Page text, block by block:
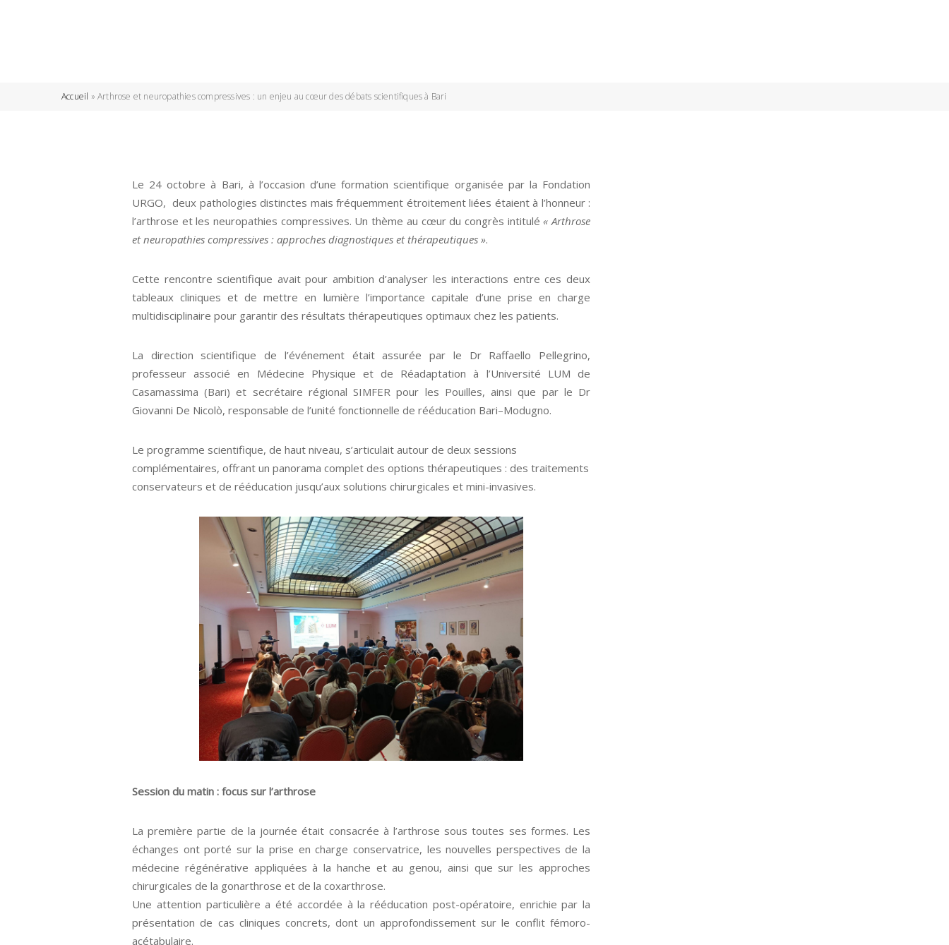
Accueil »Arthrose et neuropathies compressives : un enjeu au cœur des débats scientifiques à Bari
Le 24 octobre à Bari, à l’occasion d’une formation scientifique organisée par la Fondation
URGO, deux pathologies distinctes mais fréquemment étroitement liées étaient à l’honneur :
l’arthrose et les neuropathies compressives. Un thème au cœur du congrès intitulé« Arthrose
et neuropathies compressives : approches diagnostiques et thérapeutiques ».
Cette rencontre scientifique avait pour ambition d’analyser les interactions entre ces deux
tableaux cliniques et de mettre en lumière l’importance capitale d’une prise en charge
multidisciplinaire pour garantir des résultats thérapeutiques optimaux chez les patients.
La direction scientifique de l’événement était assurée par le Dr Raffaello Pellegrino,
professeur associé en Médecine Physique et de Réadaptation à l’Université LUM de
Casamassima (Bari) et secrétaire régional SIMFER pour les Pouilles, ainsi que par le Dr
Giovanni De Nicolò, responsable de l’unité fonctionnelle de rééducation Bari–Modugno.
Le programme scientifique, de haut niveau, s’articulait autour de deux sessions
complémentaires, offrant un panorama complet des options thérapeutiques : des traitements
conservateurs et de rééducation jusqu’aux solutions chirurgicales et mini-invasives.
Session du matin : focus sur l’arthrose
La première partie de la journée était consacrée à l’arthrose sous toutes ses formes. Les
échanges ont porté sur la prise en charge conservatrice, les nouvelles perspectives de la
médecine régénérative appliquées à la hanche et au genou, ainsi que sur les approches
chirurgicales de la gonarthrose et de la coxarthrose.
Une attention particulière a été accordée à la rééducation post-opératoire, enrichie par la
présentation de cas cliniques concrets, dont un approfondissement sur le conflit fémoro-
acétabulaire.